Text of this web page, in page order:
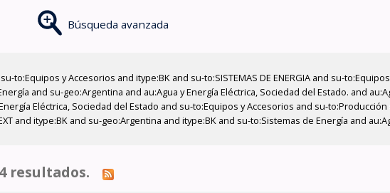
Búsqueda avanzada
y Accesorios and itype:BK and su-to:SISTEMAS DE ENERGIA and su-
and su-geo:Argentina and au:Agua y Energía Eléctrica, Sociedad del Estado. and
Eléctrica, Sociedad del Estado and su-to:Equipos y Accesorios and su-
and itype:BK and su-geo:Argentina and itype:BK and su-to:Sistemas de Energía and
resultados.